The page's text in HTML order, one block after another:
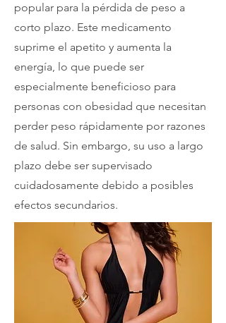
popular para la pérdida de peso a
corto plazo. Este medicamento
suprime el apetito y aumenta la
energía, lo que puede ser
especialmente beneficioso para
personas con obesidad que necesitan
perder peso rápidamente por razones
de salud. Sin embargo, su uso a largo
plazo debe ser supervisado
cuidadosamente debido a posibles
efectos secundarios.